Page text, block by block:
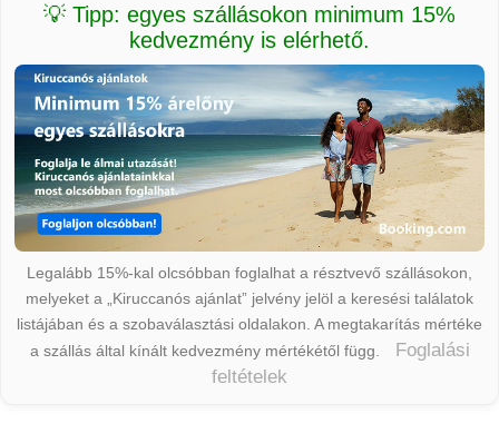
💡 Tipp: egyes szállásokon minimum 15%
kedvezmény is elérhető.
Legalább 15%-kal olcsóbban foglalhat a résztvevő szállásokon,
melyeket a „Kiruccanós ajánlat” jelvény jelöl a keresési találatok
listájában és a szobaválasztási oldalakon. A megtakarítás mértéke
a szállás által kínált kedvezmény mértékétől függ.
Foglalási
feltételek